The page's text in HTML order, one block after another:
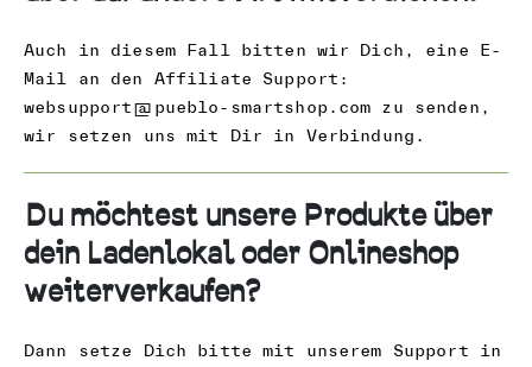
Auch in diesem Fall bitten wir Dich, eine E-
Mail an den Affiliate Support:
websupport@pueblo-smartshop.com zu senden,
wir setzen uns mit Dir in Verbindung.
Du möchtest unsere Produkte über
dein Ladenlokal oder Onlineshop
weiterverkaufen?
Dann setze Dich bitte mit unserem Support in